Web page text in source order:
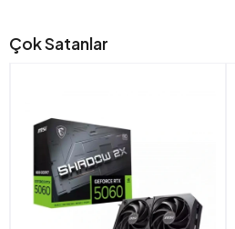
Çok Satanlar